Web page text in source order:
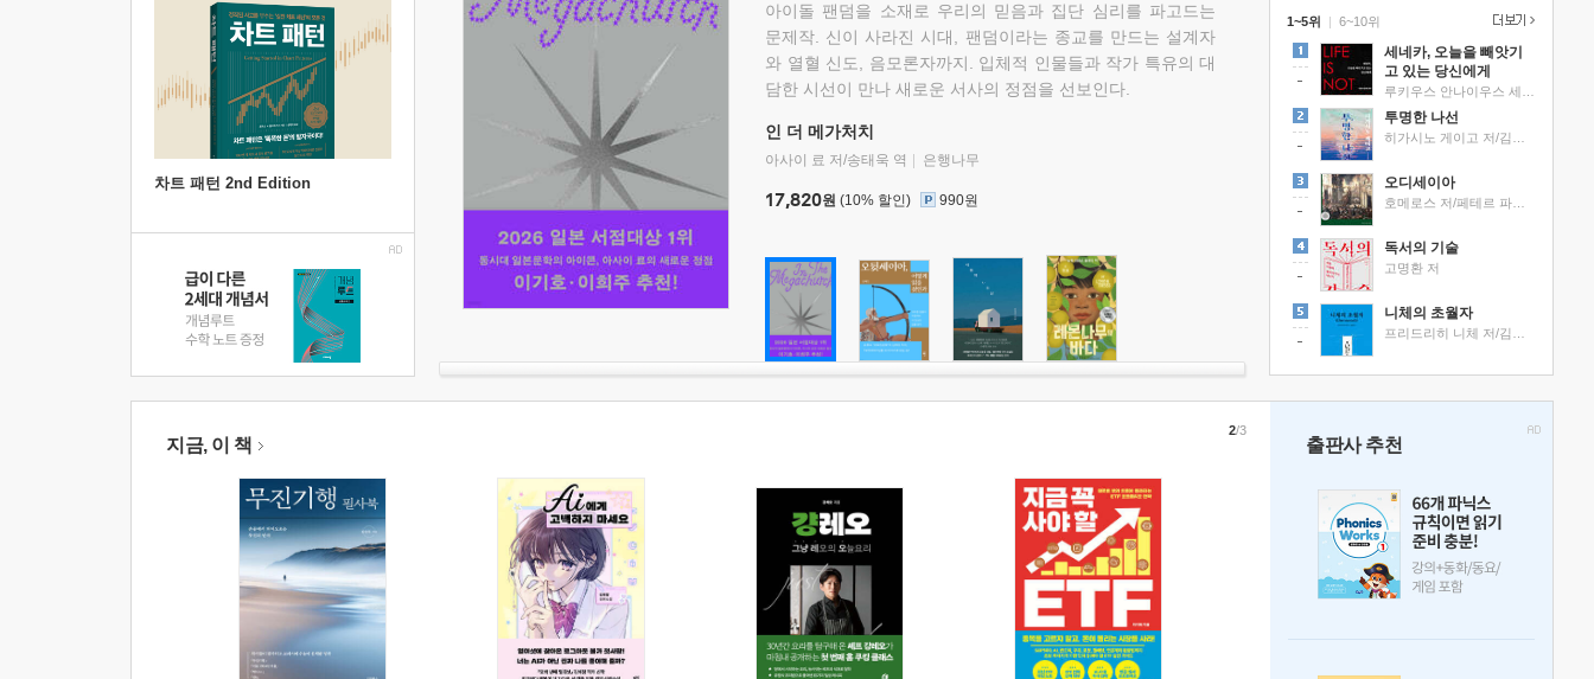
차트 패턴 2nd Edition
아이돌 팬덤을 소재로 우리의 믿음과 집단 심리를 파고드는
문제작. 신이 사라진 시대, 팬덤이라는 종교를 만드는 설계자
와 열혈 신도, 음모론자까지. 입체적 인물들과 작가 특유의 대
담한 시선이 만나 새로운 서사의 정점을 선보인다.
인 더 메가처치
아사이 료 저/송태욱 역 은행나무
17,820원 (10% 할인) 990원
1~5위 |
세네카, 오늘을 빼앗기
고 있는 당신에게
투명한 나선
오디세이아
독서의 기술
고명환 저
니체의 초월자
6~10위
지금, 이 책
2/3
출판사 추천